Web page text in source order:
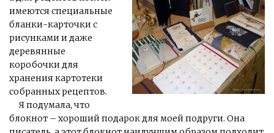
имеются специальные
бланки-карточки с
рисунками и даже
деревянные
коробочки для
хранения картотеки
собранных рецептов.
Я подумала, что
блокнот – хороший подарок для моей подруги. Она